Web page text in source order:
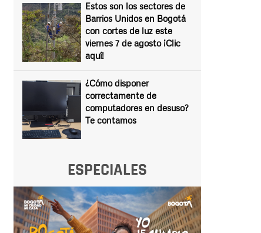
Estos son los sectores de
Barrios Unidos en Bogotá
con cortes de luz este
viernes 7 de agosto ¡Clic
aquí!
¿Cómo disponer
correctamente de
computadores en desuso?
Te contamos
ESPECIALES